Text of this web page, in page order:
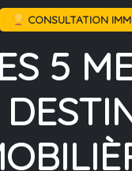
CONSULTATION
5